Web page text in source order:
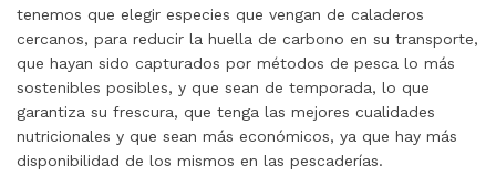
tenemos que elegir especies que vengan de caladeros
cercanos, para reducir la huella de carbono en su transporte,
que hayan sido capturados por métodos de pesca lo más
sostenibles posibles, y que sean de temporada, lo que
garantiza su frescura, que tenga las mejores cualidades
nutricionales y que sean más económicos, ya que hay más
disponibilidad de los mismos en las pescaderías.